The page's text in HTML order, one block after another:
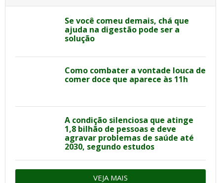
Se você comeu demais, chá que
ajuda na digestão pode ser a
solução
Como combater a vontade louca de
comer doce que aparece às 11h
A condição silenciosa que atinge
1,8 bilhão de pessoas e deve
agravar problemas de saúde até
2030, segundo estudos
VEJA MAIS